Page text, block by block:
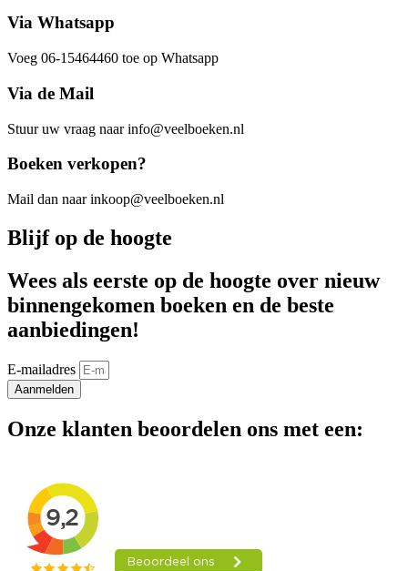
Via Whatsapp
Voeg 06-15464460 toe op Whatsapp
Via de Mail
Stuur uw vraag naar info@veelboeken.nl
Boeken verkopen?
Mail dan naar inkoop@veelboeken.nl
Blijf op de hoogte
Wees als eerste op de hoogte over nieuw
binnengekomen boeken en de beste
aanbiedingen!
E-mailadres
Aanmelden
Onze klanten beoordelen ons met een: